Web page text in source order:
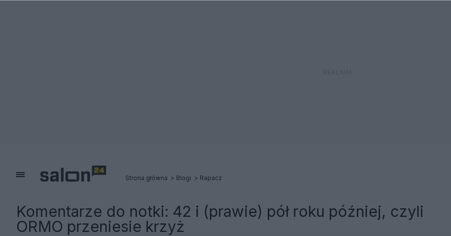
Strona główna Blogi Rapacz
Komentarze do notki: 42 i (prawie) pół roku później, czyli
ORMO przeniesie krzyż